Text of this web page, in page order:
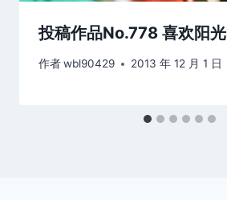
投稿作品No.778 喜欢阳光
作者wbl90429 2013 年 12 月 1 日